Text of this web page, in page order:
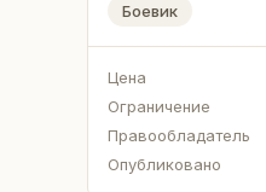
Боевик
Цена
Ограничение
Правообладатель
Опубликовано